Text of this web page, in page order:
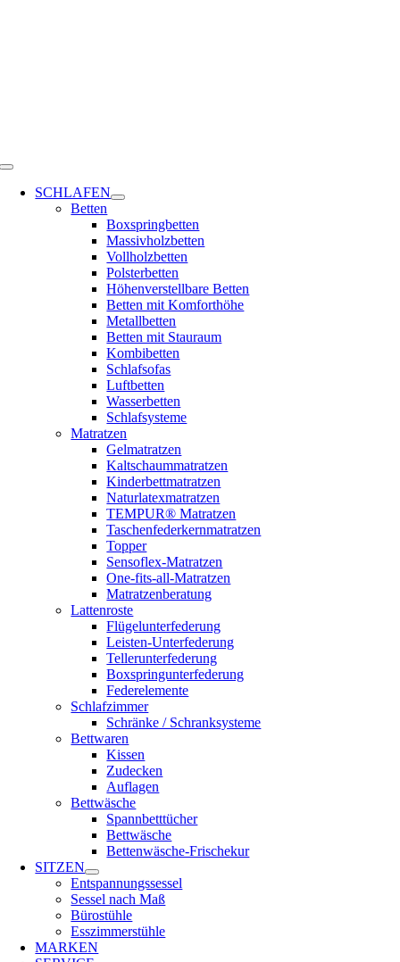
Toggle
NavigationSCHLAFEN
Betten
Boxspringbetten
Massivholzbetten
Vollholzbetten
Polsterbetten
Höhenverstellbare Betten
Betten mit Komforthöhe
Metallbetten
Betten mit Stauraum
Kombibetten
Schlafsofas
Luftbetten
Wasserbetten
Schlafsysteme
Matratzen
Gelmatratzen
Kaltschaummatratzen
Kinderbettmatratzen
Naturlatexmatratzen
TEMPUR® Matratzen
Taschenfederkernmatratzen
Topper
Sensoflex-Matratzen
One-fits-all-Matratzen
Matratzenberatung
Lattenroste
Flügelunterfederung
Leisten-Unterfederung
Tellerunterfederung
Boxspringunterfederung
Federelemente
Schlafzimmer
Schränke / Schranksysteme
Bettwaren
Kissen
Zudecken
Auflagen
Bettwäsche
Spannbetttücher
Bettwäsche
Bettenwäsche-Frischekur
SITZEN
Entspannungssessel
Sessel nach Maß
Bürostühle
Esszimmerstühle
MARKEN